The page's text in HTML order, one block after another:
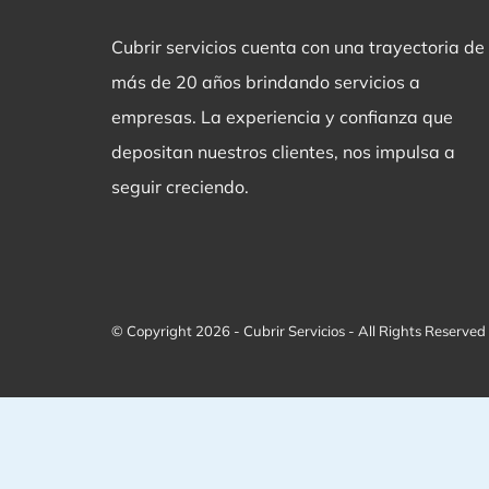
Cubrir servicios cuenta con una trayectoria de
más de 20 años brindando servicios a
empresas. La experiencia y confianza que
depositan nuestros clientes, nos impulsa a
seguir creciendo.
© Copyright 2026 - Cubrir Servicios - All Rights